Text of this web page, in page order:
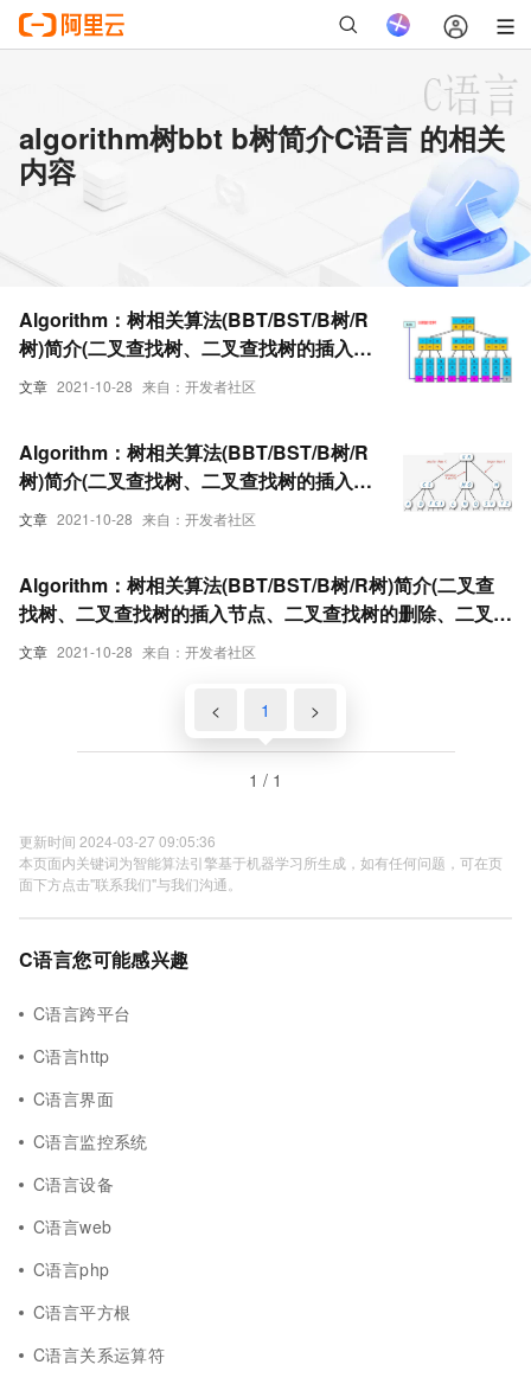
algorithm树bbt b树简介C语言 的相关
内容
文章 2021-10-28 来自：开发者社区
Algorithm：树相关算法(BBT/BST/B树/R
树)简介(二叉查找树、二叉查找树的插入节
点、二叉查找树的删除、二叉树的遍历、
文章 2021-10-28 来自：开发者社区
Algorithm：树相关算法(BBT/BST/B树/R
树)简介(二叉查找树、二叉查找树的插入节
点、二叉查找树的删除、二叉树的遍历、
文章 2021-10-28 来自：开发者社区
Algorithm：树相关算法(BBT/BST/B树/R树)简介(二叉查
找树、二叉查找树的插入节点、二叉查找树的删除、二叉树
的遍历、平衡二叉树)C 语言实现
< 1 >
1 / 1
更新时间 2024-03-27 09:05:36
本页面内关键词为智能算法引擎基于机器学习所生成，如有任何问题，可在页
面下方点击"联系我们"与我们沟通。
C语言您可能感兴趣
C语言跨平台
C语言http
C语言界面
C语言监控系统
C语言设备
C语言web
C语言php
C语言平方根
C语言关系运算符